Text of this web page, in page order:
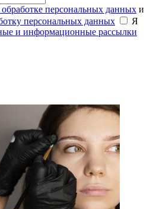
персональных данных и
персональных данных
Я
и информационные рассылки